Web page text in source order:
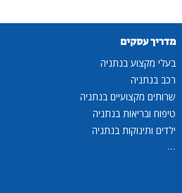
מדריך עסקים
בעלי מקצוע בנתניה
רכב בנתניה
שרותים מקצועיים בנתניה
טיפוח ובריאות בנתניה
ילדים ותינוקות בנתניה